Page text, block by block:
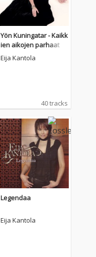
Yön Kuningatar - Kaikk
ien aikojen parhaat
Eija Kantola
40 tracks
Legendaa
Eija Kantola